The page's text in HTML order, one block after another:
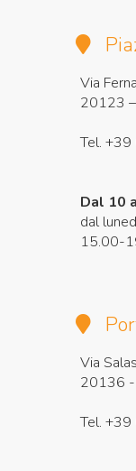
Via
20123
Tel.
Dal 10
dal
15.00-
Via
20136 -
Tel.